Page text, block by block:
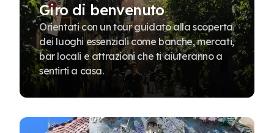
Giro di benvenuto
Orientati con un tour guidato alla scoperta
dei luoghi essenziali come banche, mercati,
bar locali e attrazioni che ti aiuteranno a
sentirti a casa.